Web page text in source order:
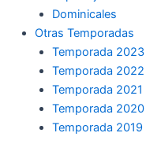
Dominicales
Otras Temporadas
Temporada 2023
Temporada 2022
Temporada 2021
Temporada 2020
Temporada 2019